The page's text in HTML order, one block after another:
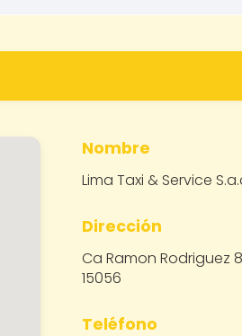
Nombre
Lima Taxi & Service
Dirección
Ca Ramon Rodriguez
15056
Teléfono